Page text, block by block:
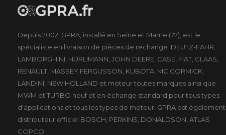
Depuis 2002, GPRA, installé en Seine et Marne (77), est le
spécialiste en livraison de pièces de rechange DEUTZ-FAHR,
LAMBORGHINI, HÜRLIMANN, JOHN DEERE, CASE, FIAT, CLAAS,
RENAULT, MASSEY FERGUSSON, KUBOTA, MC CORMICK,
LANDINI, NEW HOLLAND et moteur toutes marques ainsi que
MWM et TURBO neuf et en échange standard pour tous types
d'applications et tous les types de moteur. GPRA est également
distributeur officiel BOSCH, PERKINS, DONALDSON, ATLAS
COPCO